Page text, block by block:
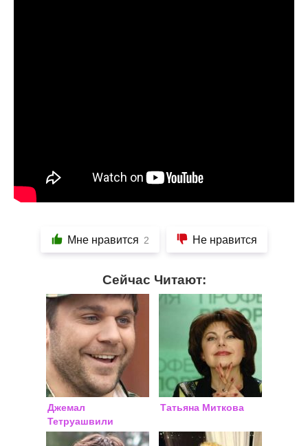
Мне нравится 2 Не нравится
Сейчас Читают:
Джемал
Тетруашвили
Татьяна Миткова